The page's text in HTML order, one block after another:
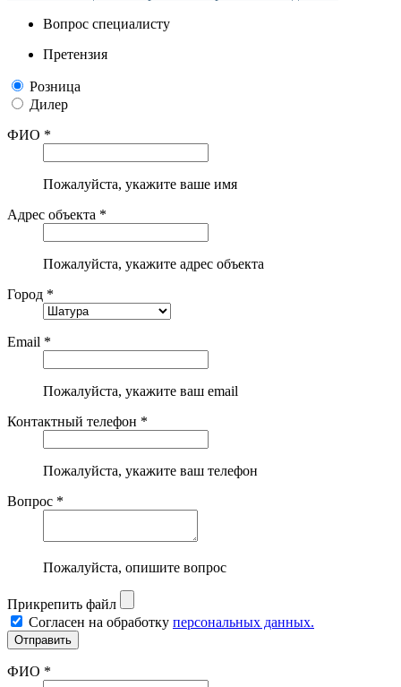
Вопрос специалисту
Претензия
Розница
Дилер
ФИО *
Пожалуйста, укажите ваше имя
Адрес объекта *
Пожалуйста, укажите адрес объекта
Город *
Email *
Пожалуйста, укажите ваш email
Контактный телефон *
Пожалуйста, укажите ваш телефон
Вопрос *
Пожалуйста, опишите вопрос
Прикрепить файл
Согласен на обработку персональных данных.
ФИО *